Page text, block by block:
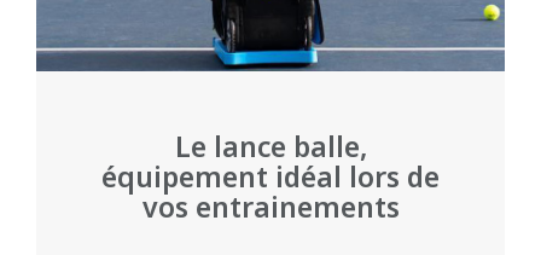
Le lance balle,
équipement idéal lors de
vos entrainements